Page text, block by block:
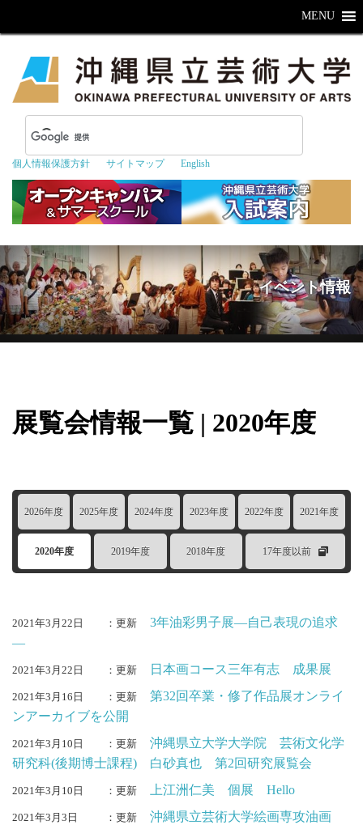
個人情報保護方針 サイトマップ English
MENU
イベント情報
展覧会情報一覧 | 2020年度
2026年度 2025年度 2024年度 2023年度 2022年度 2021年度
2020年度 2019年度 2018年度 17年度以前
2021年3月22日 ：更新
3年油彩男子展―自己表現の追求
―
2021年3月22日 ：更新 日本画コース三年有志 成果展
2021年3月16日 ：更新
第32回卒業・修了作品展オンライ
ンアーカイブを公開
2021年3月10日 ：更新
沖縄県立大学大学院 芸術文化学
研究科(後期博士課程) 白砂真也 第2回研究展覧会
2021年3月10日 ：更新 上江洲仁美 個展 Hello
2021年3月3日 ：更新
沖縄県立芸術大学絵画専攻油画